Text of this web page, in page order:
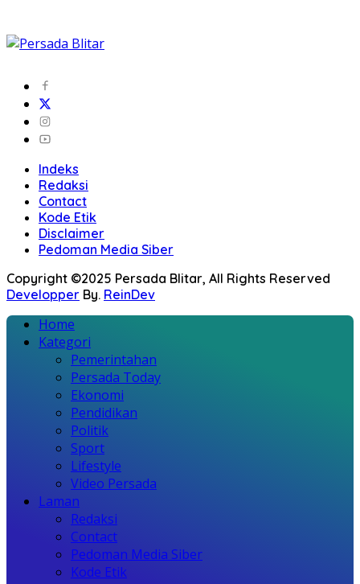
Indeks
Redaksi
Contact
Kode Etik
Disclaimer
Pedoman Media Siber
Copyright ©2025 Persada Blitar, All Rights Reserved
Developper By. ReinDev
Home
Kategori
Pemerintahan
Persada Today
Ekonomi
Pendidikan
Politik
Sport
Lifestyle
Video Persada
Laman
Redaksi
Contact
Pedoman Media Siber
Kode Etik